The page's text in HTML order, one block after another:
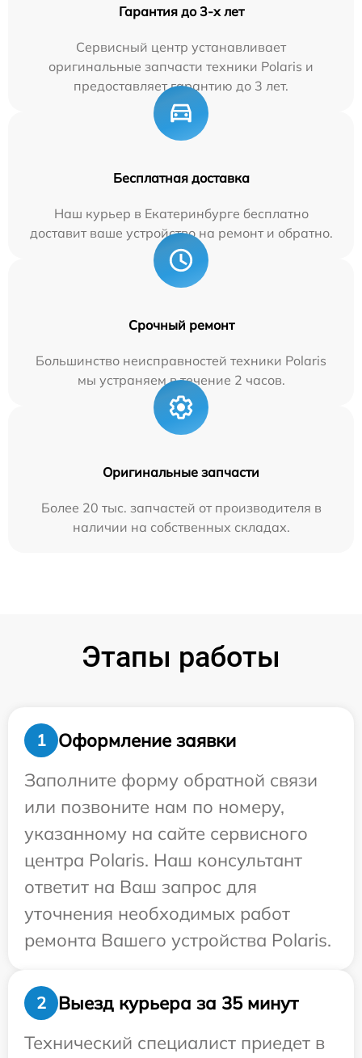
Гарантия до 3-х лет
Сервисный центр устанавливает
оригинальные запчасти техники Polaris и
предоставляет гарантию до 3 лет.
Бесплатная доставка
Наш курьер в Екатеринбурге бесплатно
доставит ваше устройство на ремонт и обратно.
Срочный ремонт
Большинство неисправностей техники Polaris
мы устраняем в течение 2 часов.
Оригинальные запчасти
Более 20 тыс. запчастей от производителя в
наличии на собственных складах.
Этапы работы
1
Оформление заявки
Заполните форму обратной связи
или позвоните нам по номеру,
указанному на сайте сервисного
центра Polaris. Наш консультант
ответит на Ваш запрос для
уточнения необходимых работ
ремонта Вашего устройства Polaris.
2
Выезд курьера за 35 минут
Технический специалист приедет в